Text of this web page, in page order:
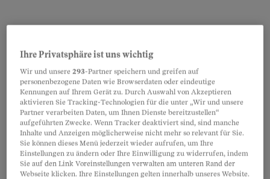
Ihre Privatsphäre ist uns wichtig
Wir und unsere293-Partner speichern und greifen auf
personenbezogene Daten wie Browserdaten oder eindeutige
Kennungen auf Ihrem Gerät zu. Durch Auswahl von Akzeptieren
aktivieren Sie Tracking-Technologien für die unter „Wir und unsere
Partner verarbeiten Daten, um Ihnen Dienste bereitzustellen“
aufgeführten Zwecke. Wenn Tracker deaktiviert sind, sind manche
Inhalte und Anzeigen möglicherweise nicht mehr so relevant für Sie.
Sie können dieses Menü jederzeit wieder aufrufen, um Ihre
Einstellungen zu ändern oder Ihre Einwilligung zu widerrufen, indem
Sie auf den Link Voreinstellungen verwalten am unteren Rand der
Webseite klicken. Ihre Einstellungen gelten innerhalb unseres Website.